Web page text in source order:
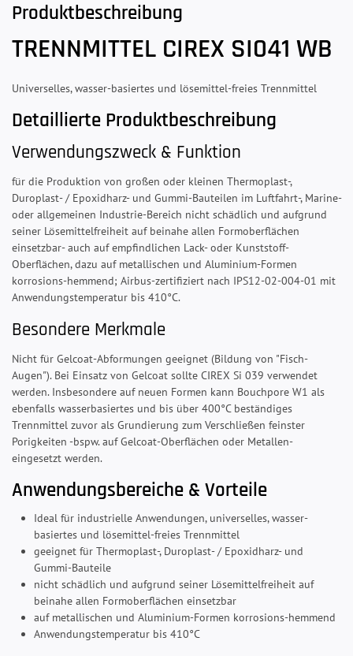
Produktbeschreibung
TRENNMITTEL CIREX SI041 WB
Universelles, wasser-basiertes und lösemittel-freies Trennmittel
Detaillierte Produktbeschreibung
Verwendungszweck & Funktion
für die Produktion von großen oder kleinen Thermoplast-,
Duroplast- / Epoxidharz- und Gummi-Bauteilen im Luftfahrt-, Marine-
oder allgemeinen Industrie-Bereich nicht schädlich und aufgrund
seiner Lösemittelfreiheit auf beinahe allen Formoberflächen
einsetzbar- auch auf empfindlichen Lack- oder Kunststoff-
Oberflächen, dazu auf metallischen und Aluminium-Formen
korrosions-hemmend; Airbus-zertifiziert nach IPS12-02-004-01 mit
Anwendungstemperatur bis 410°C.
Besondere Merkmale
Nicht für Gelcoat-Abformungen geeignet (Bildung von "Fisch-
Augen"). Bei Einsatz von Gelcoat sollte CIREX Si 039 verwendet
werden. Insbesondere auf neuen Formen kann Bouchpore W1 als
ebenfalls wasserbasiertes und bis über 400°C beständiges
Trennmittel zuvor als Grundierung zum Verschließen feinster
Porigkeiten -bspw. auf Gelcoat-Oberflächen oder Metallen-
eingesetzt werden.
Anwendungsbereiche & Vorteile
Ideal für industrielle Anwendungen, universelles, wasser-
basiertes und lösemittel-freies Trennmittel
geeignet für Thermoplast-, Duroplast- / Epoxidharz- und
Gummi-Bauteile
nicht schädlich und aufgrund seiner Lösemittelfreiheit auf
beinahe allen Formoberflächen einsetzbar
auf metallischen und Aluminium-Formen korrosions-hemmend
Anwendungstemperatur bis 410°C